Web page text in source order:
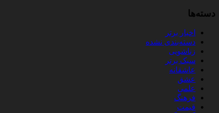
دسته‌ها
اخبار برتر
دسته‌بندی نشده
زناشویی
سبک برتر
عاشقانه
عشق
علمی
فرهنگ
قیمت